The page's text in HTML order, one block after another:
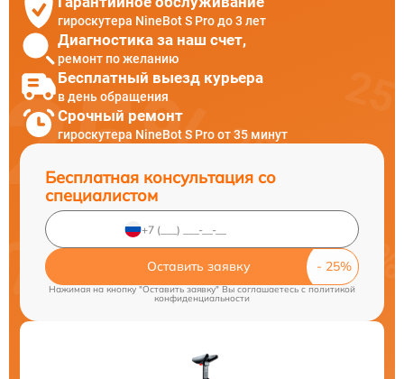
гироскутера NineBot S Pro до 3 лет
Диагностика за наш счет,
ремонт по желанию
Бесплатный выезд курьера
в день обращения
Срочный ремонт
гироскутера NineBot S Pro от 35 минут
Бесплатная консультация со
специалистом
Оставить заявку
Нажимая на кнопку "Оставить заявку" Вы соглашаетесь c политикой
конфиденциальности